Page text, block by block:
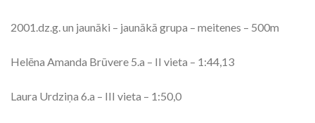
2001.dz.g. un jaunāki – jaunākā grupa – meitenes – 500m
Helēna Amanda Brūvere 5.a – II vieta – 1:44,13
Laura Urdziņa 6.a – III vieta – 1:50,0